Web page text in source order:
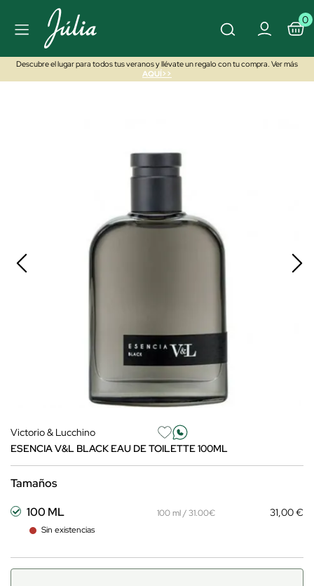
0
Descubre el lugar para todos tus veranos y llévate un regalo con tu compra. Ver más
AQUÍ>>
Victorio & Lucchino
ESENCIA V&L BLACK EAU DE TOILETTE 100ML
Tamaños
100 ML
Sin existencias
100 ml / 31.00€ 31,00 €